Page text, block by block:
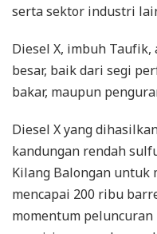
serta sektor industri
Diesel X, imbuh
besar, baik dari segi
bakar, maupun
Diesel X yang
kandungan rendah
Kilang Balongan untuk
mencapai 200 ribu
momentum